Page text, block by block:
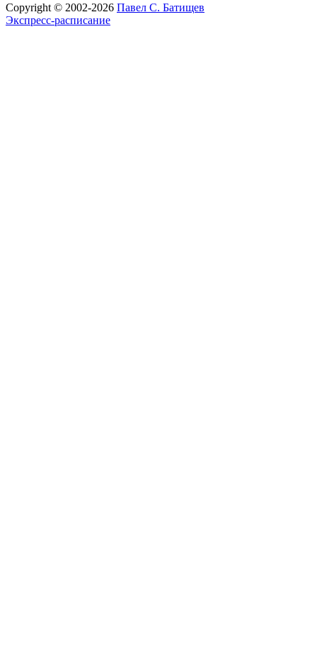
Copyright © 2002-2026 Павел С. Батищев
Экспресс-расписание